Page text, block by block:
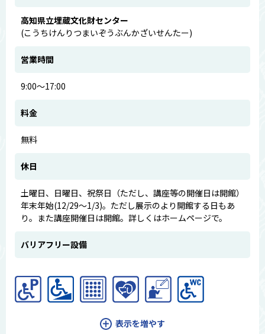
高知県立埋蔵文化財センター
(こうちけんりつまいぞうぶんかざいせんたー)
営業時間
9:00～17:00
料金
無料
休日
土曜日、日曜日、祝祭日（ただし、講座等の開催日は開館）
年末年始(12/29～1/3)。ただし展示のより開館する日もあ
り。また講座開催日は開館。詳しくはホームページで。
バリアフリー設備
表示を増やす